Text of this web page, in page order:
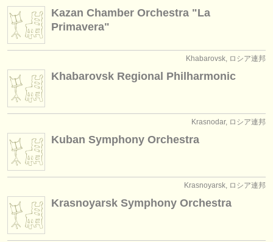
お問い合わせ
rss feeds
クラシック音楽ニュース
出版社:
find out about our
ATSfaq
ログイン
Kazan Chamber Orchestra "La
Primavera"
Khabarovsk, ロシア連邦
Khabarovsk Regional Philharmonic
Krasnodar, ロシア連邦
Kuban Symphony Orchestra
Krasnoyarsk, ロシア連邦
Krasnoyarsk Symphony Orchestra